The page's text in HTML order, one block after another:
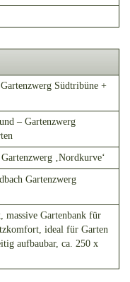
Südtribüne +
– Gartenzwerg
‚Nordkurve‘
Gartenzwerg
Gartenbank für
ideal für Garten
aufbaubar, ca. 250 x